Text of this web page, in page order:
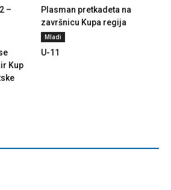
–
Plasman pretkadeta na
završnicu Kupa regija
Kup
Mladi
U-11